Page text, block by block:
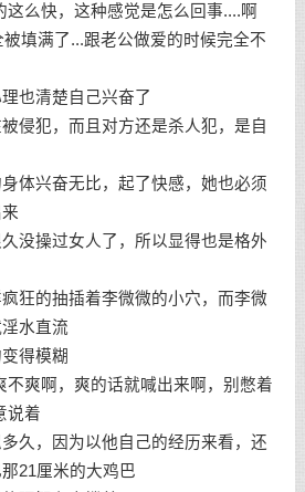
这么快，这种感觉是怎么回事....啊
填满了...跟老公做爱的时候完全不
也清楚自己兴奋了
侵犯，而且对方还是杀人犯，是自
体兴奋无比，起了快感，她也必须
没操过女人了，所以显得也是格外
狂的抽插着李微微的小穴，而李微
水直流
得模糊
不爽啊，爽的话就喊出来啊，别憋着
说着
久，因为以他自己的经历来看，还
21厘米的大鸡巴